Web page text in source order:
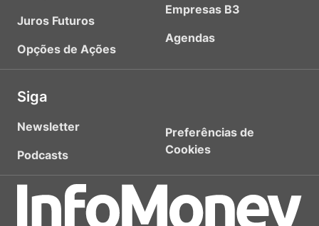
Juros Futuros
Opções de Ações
Empresas B3
Agendas
Siga
Newsletter
Podcasts
Preferências de
Cookies